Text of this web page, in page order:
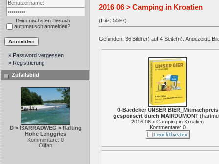
Beim nächsten Besuch
automatisch anmelden?
» Password vergessen
» Registrierung
Zufallsbild
D > ISARRADWEG > Rafting
Höhe Lenggries
Kommentare: 0
Olifan
2016 06 > Camping in Kroatien
(Hits: 5597)
Gefunden: 36 Bild(er) auf 4 Seite(n). Angezeigt:
0-Baedeker UNSER BIER_Mitmachpreis
gesponsert durch MAIRDUMONT(
2016 06 > Camping in Kroatien
Kommentare: 0